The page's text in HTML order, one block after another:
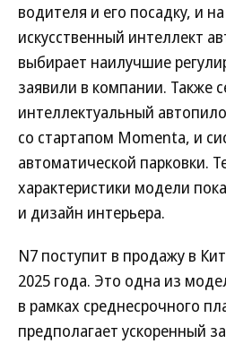
водителя и его посадку, и
искусственный интеллект
выбирает наилучшие
заявили в компании. Также
интеллектуальный
со стартапом Momenta, и
автоматической парковки.
характеристики модели
и дизайн интерьера.
N7 поступит в продажу в
2025 года. Это одна из
в рамках среднесрочного
предполагает ускоренный